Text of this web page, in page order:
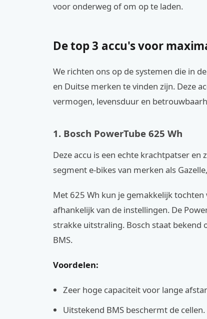
voor onderweg of om op te laden.
De top 3 accu's voor
We richten ons op de systemen die in
en Duitse merken te vinden zijn. Deze
vermogen, levensduur en
1. Bosch PowerTube 625 Wh
Deze accu is een echte krachtpatser
segment e-bikes van merken als
Met 625 Wh kun je gemakkelijk
afhankelijk van de instellingen. De
strakke uitstraling. Bosch staat
BMS.
Voordelen:
Zeer hoge capaciteit voor lange
Uitstekend BMS beschermt de cellen.